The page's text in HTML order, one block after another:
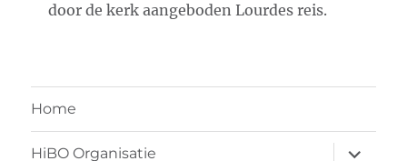
door de kerk aangeboden Lourdes reis.
Home
HiBO Organisatie